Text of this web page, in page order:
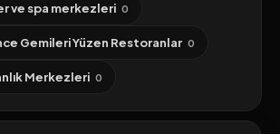
ve spa merkezleri 0
Gemileri Yüzen Restoranlar 0
Merkezleri 0